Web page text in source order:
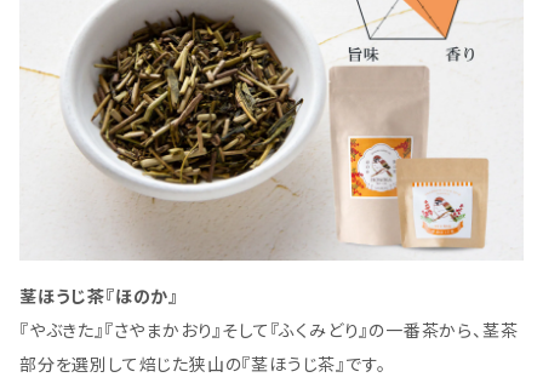
茎ほうじ茶『ほのか』
『やぶきた』『さやまかおり』そして『ふくみどり』の一番茶から、茎茶
部分を選別して焙じた狭山の『茎ほうじ茶』です。